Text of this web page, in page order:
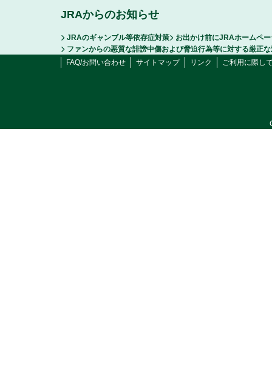
JRAからのお知らせ
JRAのギャンブル等依存症対策
お出かけ前にJRAホームペ
ファンからの悪質な誹謗中傷および脅迫行為等に対する厳正
FAQ/お問い合わせ
サイトマップ リンク ご利用に際し